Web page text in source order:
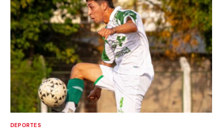
DEPORTES